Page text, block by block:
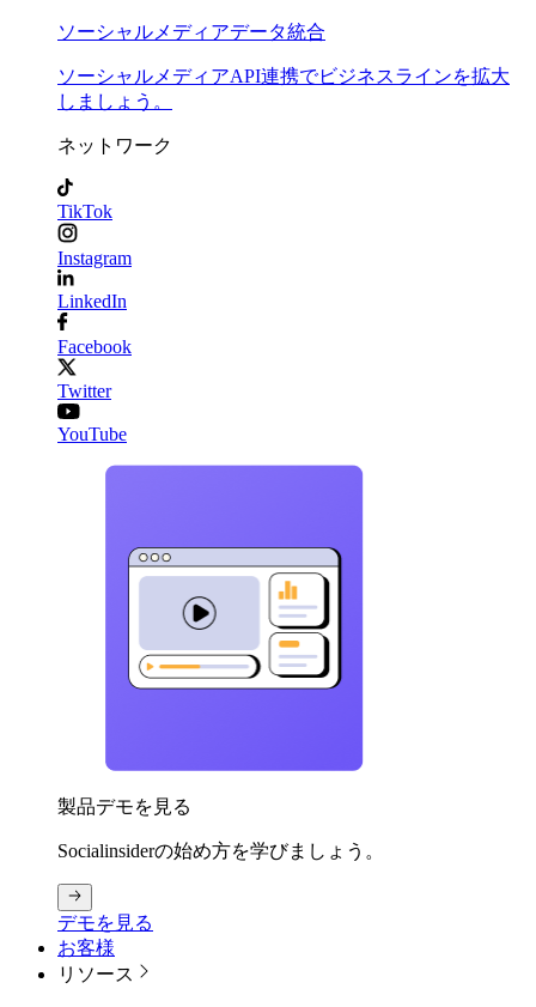
ソーシャルメディアデータ統合
ソーシャルメディアAPI連携でビジネスラインを拡大
しましょう。
ネットワーク
TikTok
Instagram
LinkedIn
Facebook
Twitter
YouTube
製品デモを見る
Socialinsiderの始め方を学びましょう。
デモを見る
お客様
リソース